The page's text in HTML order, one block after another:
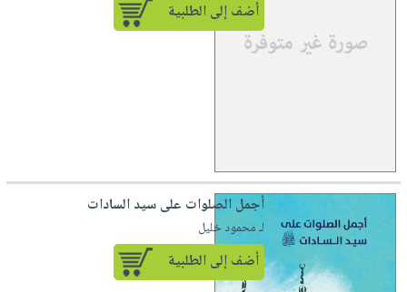
أضف إلى الطلبية
أجمل الصلوات على سيد السادات
لـ محمود خليل
أضف إلى الطلبية